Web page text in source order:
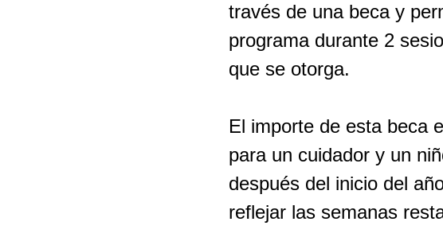
través de una beca y
programa durante 2
que se otorga.
El importe de esta beca
para un cuidador y un
después del inicio del
reflejar las semanas